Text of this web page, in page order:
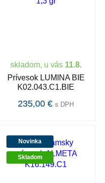
skladom, u vás 11.8.
Prívesok LUMINA BIE
K02.043.C1.BIE
235,00 € s DPH
Novinka
Skladom